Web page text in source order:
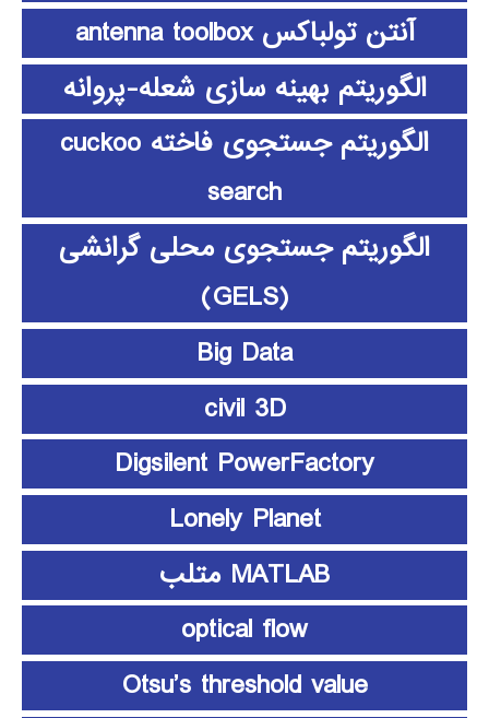
آنتن تولباکس antenna toolbox
الگوریتم بهینه سازی شعله-پروانه
الگوریتم جستجوی فاخته cuckoo
search
الگوریتم جستجوی محلی گرانشی
(GELS)
Big Data
civil 3D
Digsilent PowerFactory
Lonely Planet
MATLAB متلب
optical flow
Otsu’s threshold value